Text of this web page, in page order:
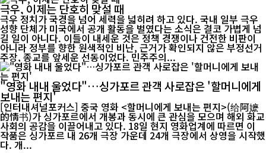
극우, 이제는 단호히 맞설 때
극우 정치가 국경을 넘어 세력을 넓히려 하고 있다. 국내 일부 극우
성향 단체가 미국에서 공개 활동을 벌였다는 소식은 결코 가볍게 넘
길 일이 아니다. 이들이 내세운 것은 정책 경쟁이나 건전한 비판이
아니라 정부를 향한 원색적인 비난, 근거가 확인되지 않은 부정선거
주장, 종교를 앞세운 선동이었다. 민주주의...
"영화 내내 울었다"…싱가포르 관객 사로잡은 '할머니에게
보내는 편지'
[인터내셔널포커스] 중국 영화 <할머니에게 보내는 편지>(给阿嬷
的情书)가 싱가포르에서 개봉과 동시에 큰 관심을 모으며 해외 화교
사회의 공감을 이끌어내고 있다. 18일 현지 영화업계에 따르면 이
작품은 싱가포르 내 26개 극장 가운데 24개 극장에서 상영을 시작했
다. 개...